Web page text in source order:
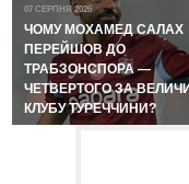
07 СЕРПНЯ 2026
ЧОМУ МОХАМЕД САЛАХ
ПЕРЕЙШОВ ДО
ТРАБЗОНСПОРА —
ЧЕТВЕРТОГО ЗА
КЛУБУ ТУРЕЧЧИНИ?